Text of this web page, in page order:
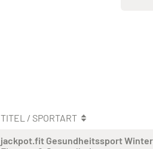
TITEL / SPORTART
jackpot.fit Gesundheitssport